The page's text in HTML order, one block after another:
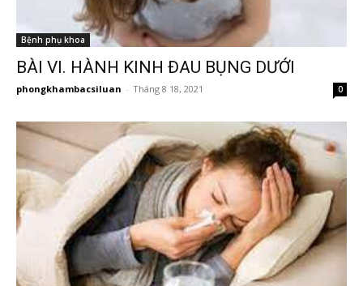
Bệnh phụ khoa
BÀI VI. HÀNH KINH ĐAU BỤNG DƯỚI
phongkhambacsiluan - Tháng 8 18, 2021 0